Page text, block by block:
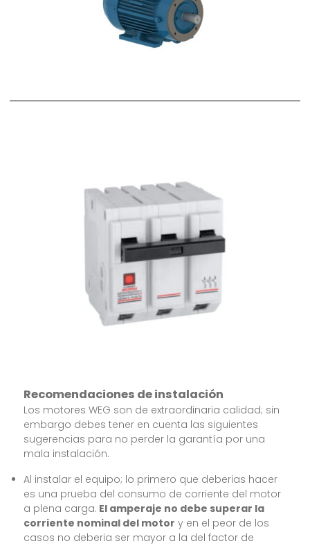
Recomendaciones de instalación
Los motores WEG son de extraordinaria calidad; sin
embargo debes tener en cuenta las siguientes
sugerencias para no perder la garantía por una
mala instalación.
Al instalar el equipo; lo primero que deberias hacer
es una prueba del consumo de corriente del motor
a plena carga. El amperaje no debe superar la
corriente nominal del motor y en el peor de los
casos no deberia ser mayor a la del factor de